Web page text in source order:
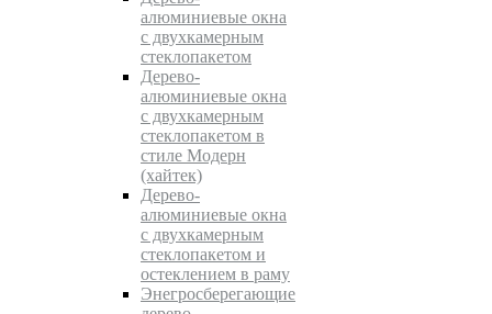
алюминиевые окна
с двухкамерным
стеклопакетом
Дерево-
алюминиевые окна
с двухкамерным
стеклопакетом в
стиле Модерн
(хайтек)
Дерево-
алюминиевые окна
c двухкамерным
стеклопакетом и
остеклением в раму
Энегросберегающие